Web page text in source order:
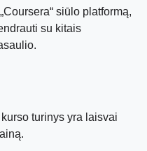
siūlo platformą,
su kitais
turinys yra laisvai